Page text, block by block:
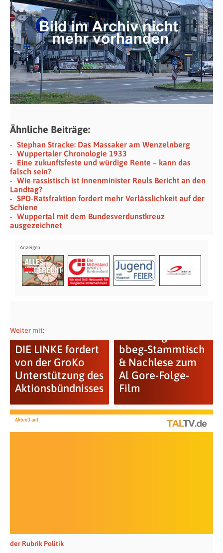
Ähnliche Beiträge:
Stephan Stracke: Das Massaker am Wenzelnberg
Wuppertaler Chronologie 1933
Eine zukunftsfeste und würdige Rente – kann das
falsch sein?
Wie rassistisch ist Innenminister Reuls Bericht an den
Landtag?
SPD-Ratsfraktion fordert mehr Verlässlichkeit auf der
Schiene
Wuppertal mit dem Bundesverdunstkreuz
ausgezeichnet
Weiter mit:
DIE LINKE fordert
von der GroKo
Unterstützung des
Aktionsbündnisses
bbeg-Stammtisch
& Nachlese zum
Al Gore-Folge-
Film
Aktuell auf
der Rubrik Politik